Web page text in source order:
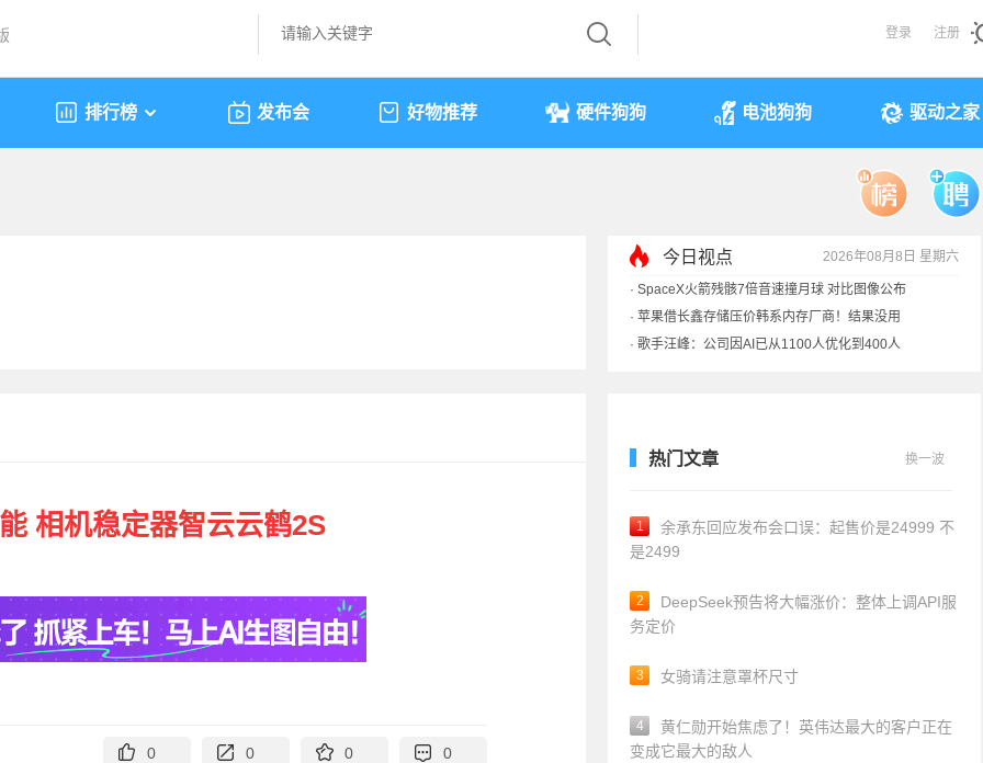
登录 注册
排行榜 发布会 好物推荐 硬件狗狗 电池狗狗 驱动之家
今日视点
2026年08月8日 星期六
· SpaceX火箭残骸7倍音速撞月球 对比图像公布
· 苹果借长鑫存储压价韩系内存厂商！结果没用
· 歌手汪峰：公司因AI已从1100人优化到400人
相机稳定器智云云鹤2S
0 0 0 0
热门文章 换一波
1
余承东回应发布会口误：起售价是24999 不
是2499
2
DeepSeek预告将大幅涨价：整体上调API服
务定价
3 女骑请注意罩杯尺寸
4
黄仁勋开始焦虑了！英伟达最大的客户正在
变成它最大的敌人